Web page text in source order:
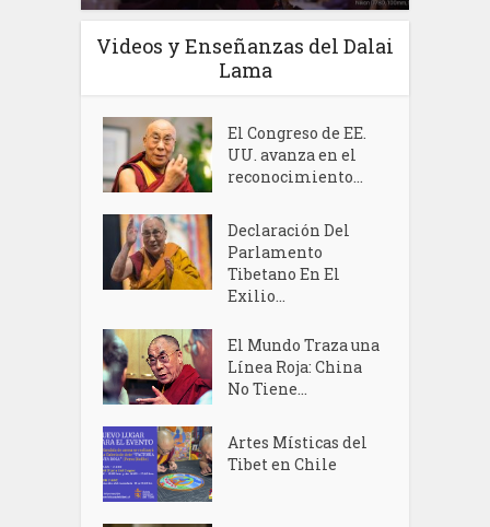
Videos y Enseñanzas del Dalai
Lama
El Congreso de EE.
UU. avanza en el
reconocimiento...
Declaración Del
Parlamento
Tibetano En El
Exilio...
El Mundo Traza una
Línea Roja: China
No Tiene...
Artes Místicas del
Tibet en Chile